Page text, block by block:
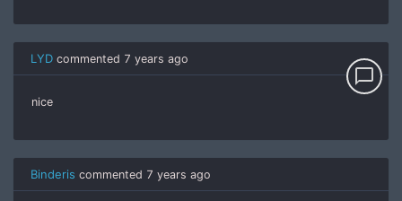
LYD commented 7 years ago
nice
Binderis commented 7 years ago
chat_bubble_outline